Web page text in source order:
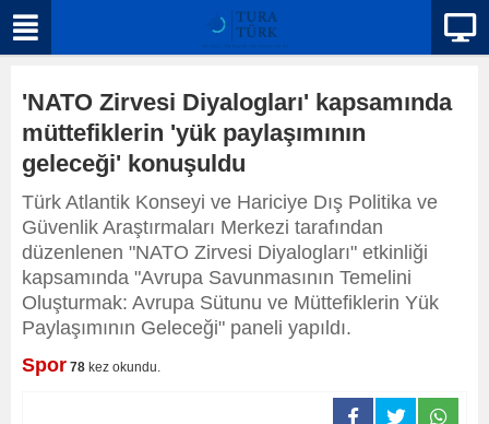
'NATO Zirvesi Diyalogları' kapsamında
müttefiklerin 'yük paylaşımının
geleceği' konuşuldu
Türk Atlantik Konseyi ve Hariciye Dış Politika ve
Güvenlik Araştırmaları Merkezi tarafından
düzenlenen "NATO Zirvesi Diyalogları" etkinliği
kapsamında "Avrupa Savunmasının Temelini
Oluşturmak: Avrupa Sütunu ve Müttefiklerin Yük
Paylaşımının Geleceği" paneli yapıldı.
Spor 78 kez okundu.